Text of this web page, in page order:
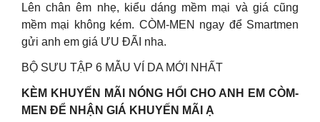
Lên chân êm nhẹ, kiểu dáng mềm mại và giá cũng
mềm mại không kém. CÒM-MEN ngay để Smartmen
gửi anh em giá ƯU ĐÃI nha.
BỘ SƯU TẬP 6 MẪU VÍ DA MỚI NHẤT
KÈM KHUYẾN MÃI NÓNG HỔI CHO ANH EM CÒM-
MEN ĐỂ NHẬN GIÁ KHUYẾN MÃI Ạ